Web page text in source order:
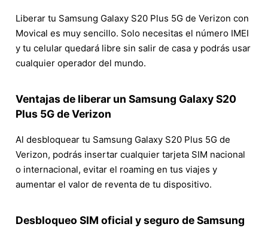
Liberar tu Samsung Galaxy S20 Plus 5G de Verizon con
Movical es muy sencillo. Solo necesitas el número IMEI
y tu celular quedará libre sin salir de casa y podrás usar
cualquier operador del mundo.
Ventajas de liberar un Samsung Galaxy S20
Plus 5G de Verizon
Al desbloquear tu Samsung Galaxy S20 Plus 5G de
Verizon, podrás insertar cualquier tarjeta SIM nacional
o internacional, evitar el roaming en tus viajes y
aumentar el valor de reventa de tu dispositivo.
Desbloqueo SIM oficial y seguro de Samsung